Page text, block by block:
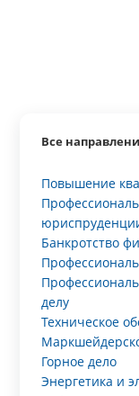
Все
Повышение
Банкротство
делу
Техническое
Горное дело
Энергетика и